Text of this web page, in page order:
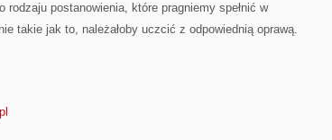
rodzaju postanowienia, które pragniemy spełnić w
takie jak to, należałoby uczcić z odpowiednią oprawą.